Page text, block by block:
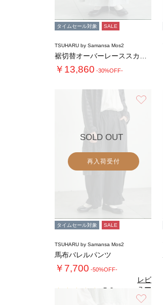
タイムセール対象 SALE
TSUHARU by Samansa Mos2
￥13,860 -30%OFF-
SOLD OUT
再入荷受付
タイムセール対象 SALE
TSUHARU by Samansa Mos2
馬布バレルパンツ
￥7,700 -50%OFF-
5.0
レビ
ュー
を見
お気